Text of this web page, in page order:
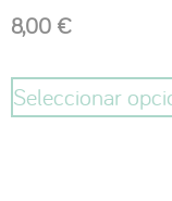
8,00 €
Seleccionar